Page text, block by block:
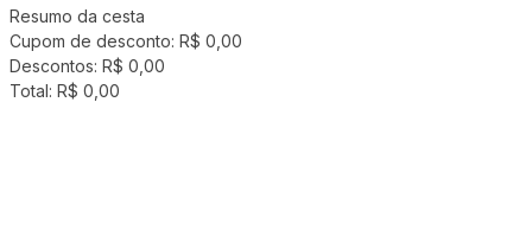
Resumo da cesta
Cupom de desconto: R$ 0,00
Descontos: R$ 0,00
Total: R$ 0,00